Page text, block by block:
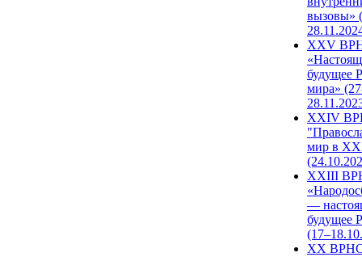
вызовы»
XXV
будущее
мира»
XXIV
мир в
XXIII
—
будущее
XX ВРНС